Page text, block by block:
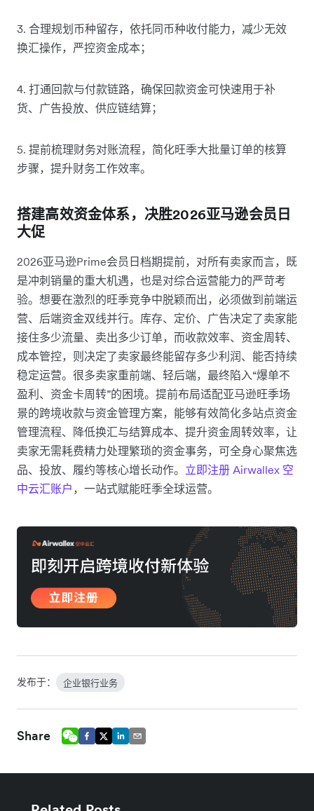
3. 合理规划币种留存，依托同币种收付能力，减少无效
换汇操作，严控资金成本；
4. 打通回款与付款链路，确保回款资金可快速用于补
货、广告投放、供应链结算；
5. 提前梳理财务对账流程，简化旺季大批量订单的核算
步骤，提升财务工作效率。
搭建高效资金体系，决胜2026亚马逊会员日
大促
2026亚马逊Prime会员日档期提前，对所有卖家而言，既
是冲刺销量的重大机遇，也是对综合运营能力的严苛考
验。想要在激烈的旺季竞争中脱颖而出，必须做到前端运
营、后端资金双线并行。库存、定价、广告决定了卖家能
接住多少流量、卖出多少订单，而收款效率、资金周转、
成本管控，则决定了卖家最终能留存多少利润、能否持续
稳定运营。很多卖家重前端、轻后端，最终陷入“爆单不
盈利、资金卡周转”的困境。提前布局适配亚马逊旺季场
景的跨境收款与资金管理方案，能够有效简化多站点资金
管理流程、降低换汇与结算成本、提升资金周转效率，让
卖家无需耗费精力处理繁琐的资金事务，可全身心聚焦选
品、投放、履约等核心增长动作。 立即注册 Airwallex 空
中云汇账户 ，一站式赋能旺季全球运营。
发布于： 企业银行业务
Share